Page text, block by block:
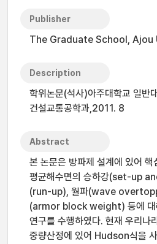
Publisher
The Graduate School, Ajou
Description
학위논문(석사)아주대학교 일반
건설교통공학과,2011. 8
Abstract
본 논문은 방파제 설계에 있어
평균해수면의 승하강(set-up
(run-up), 월파(wave
(armor block weight) 등에 대
연구를 수행하였다. 현재 우리나
중량산정에 있어 Hudson식을